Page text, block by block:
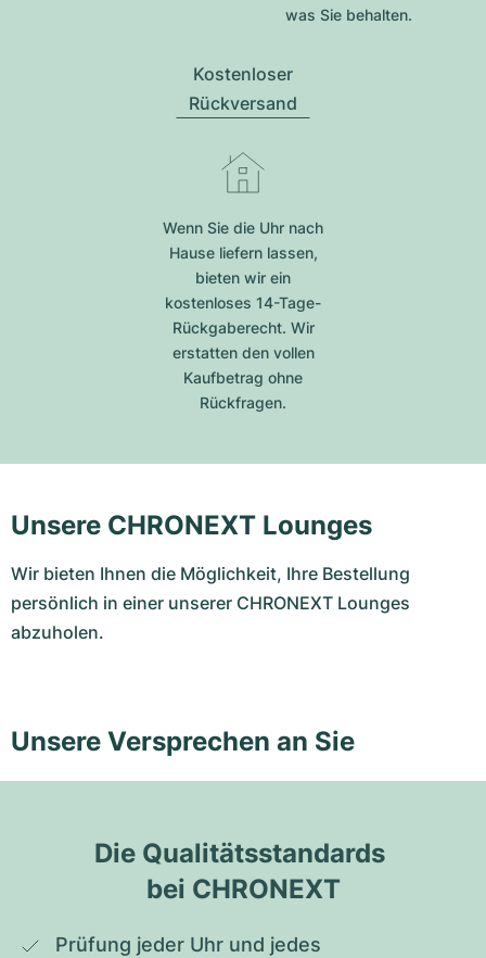
was Sie behalten.
Kostenloser
Rückversand
Wenn Sie die Uhr nach
Hause liefern lassen,
bieten wir ein
kostenloses 14-Tage-
Rückgaberecht. Wir
erstatten den vollen
Kaufbetrag ohne
Rückfragen.
Unsere CHRONEXT Lounges
Wir bieten Ihnen die Möglichkeit, Ihre Bestellung
persönlich in einer unserer CHRONEXT Lounges
abzuholen.
Unsere Versprechen an Sie
Die Qualitätsstandards
bei CHRONEXT
Prüfung jeder Uhr und jedes